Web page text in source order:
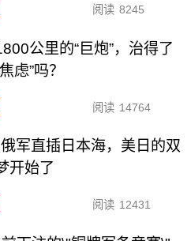
阅读 8245
公里的“巨炮”，治得了
虑”吗？
阅读 14764
军直插日本海，美日的双
开始了
阅读 12431